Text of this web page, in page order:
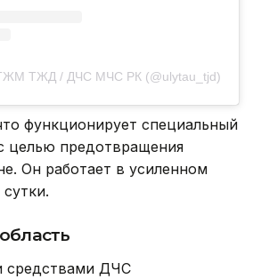
ТЖМ ТЖД / ДЧС МЧС РК (@ulytau_tjd)
функционирует специальный
целью предотвращения
Он работает в усиленном
средствами ДЧС